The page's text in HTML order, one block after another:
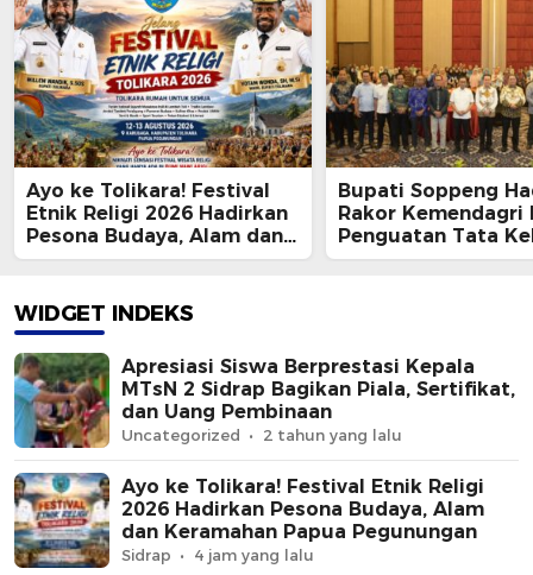
Ayo ke Tolikara! Festival
Etnik Religi 2026 Hadirkan
Pesona Budaya, Alam dan
Keramahan Papua
Bupati Soppeng
Rakor Kemendagri
Penguatan Tata
BUMD
WIDGET INDEKS
Apresiasi Siswa Berprestasi Kepala
MTsN 2 Sidrap Bagikan Piala, Sertifikat,
dan Uang Pembinaan
Uncategorized 2 tahun yang lalu
Ayo ke Tolikara! Festival Etnik Religi
2026 Hadirkan Pesona Budaya, Alam
dan Keramahan Papua Pegunungan
Sidrap 4 jam yang lalu